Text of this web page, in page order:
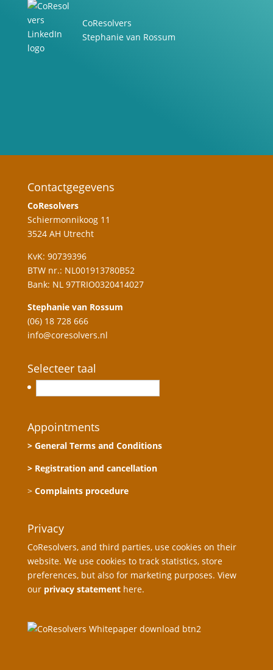
CoResolvers
Stephanie van Rossum
Contactgegevens
CoResolvers
Schiermonnikoog 11
3524 AH Utrecht
KvK: 90739396
BTW nr.: NL001913780B52
Bank: NL 97TRIO0320414027
Stephanie van Rossum
(06) 18 728 666
info@coresolvers.nl
Selecteer taal
Appointments
> General Terms and Conditions
> Registration and cancellation
> Complaints procedure
Privacy
CoResolvers, and third parties, use cookies on their
website. We use cookies to track statistics, store
preferences, but also for marketing purposes. View
our privacy statementhere.